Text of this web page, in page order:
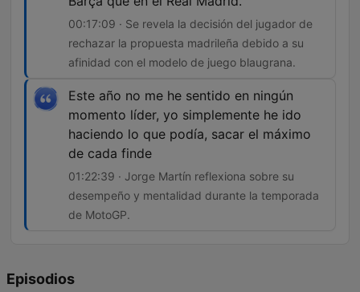
00:17:09 · Se revela la decisión del jugador de
rechazar la propuesta madrileña debido a su
afinidad con el modelo de juego blaugrana.
Este año no me he sentido en ningún
momento líder, yo simplemente he ido
haciendo lo que podía, sacar el máximo
de cada finde
01:22:39 · Jorge Martín reflexiona sobre su
desempeño y mentalidad durante la temporada
de MotoGP.
Episodios